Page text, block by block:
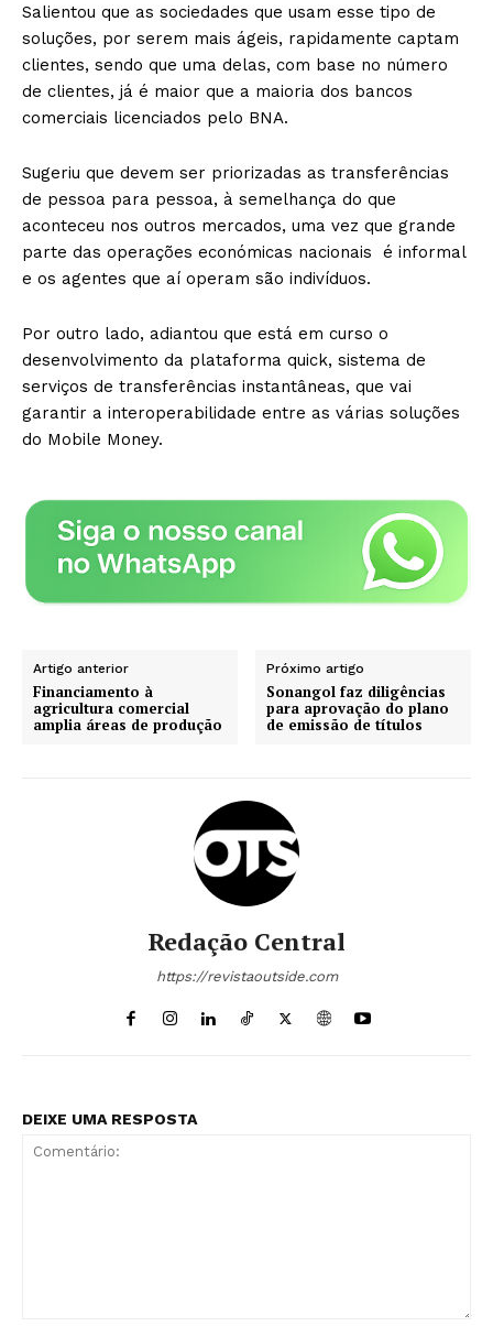
Salientou que as sociedades que usam esse tipo de
soluções, por serem mais ágeis, rapidamente captam
clientes, sendo que uma delas, com base no número
de clientes, já é maior que a maioria dos bancos
comerciais licenciados pelo BNA.
Sugeriu que devem ser priorizadas as transferências
de pessoa para pessoa, à semelhança do que
aconteceu nos outros mercados, uma vez que grande
parte das operações económicas nacionais é informal
e os agentes que aí operam são indivíduos.
Por outro lado, adiantou que está em curso o
desenvolvimento da plataforma quick, sistema de
serviços de transferências instantâneas, que vai
garantir a interoperabilidade entre as várias soluções
do Mobile Money.
Artigo anterior
Financiamento à
agricultura comercial
amplia áreas de produção
Próximo artigo
Sonangol faz diligências
para aprovação do plano
de emissão de títulos
Redação Central
https://revistaoutside.com
DEIXE UMA RESPOSTA